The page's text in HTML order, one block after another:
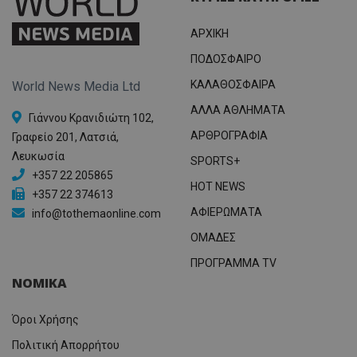
World News Media Ltd
Γιάννου Κρανιδιώτη 102,
Γραφείο 201, Λατσιά,
Λευκωσία
+357 22 205865
+357 22 374613
info@tothemaonline.com
ΑΡΧΙΚΗ
ΠΟΔΟΣΦΑΙΡΟ
ΚΑΛΑΘΟΣΦΑΙΡΑ
ΑΛΛΑ ΑΘΛΗΜΑΤΑ
ΑΡΘΡΟΓΡΑΦΙΑ
SPORTS+
HOT NEWS
ΑΦΙΕΡΩΜΑΤΑ
ΟΜΑΔΕΣ
ΠΡΟΓΡΑΜΜΑ TV
ΝΟΜΙΚΑ
Όροι Χρήσης
Πολιτική Απορρήτου